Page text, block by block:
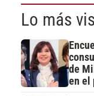
Lo más
de
en el